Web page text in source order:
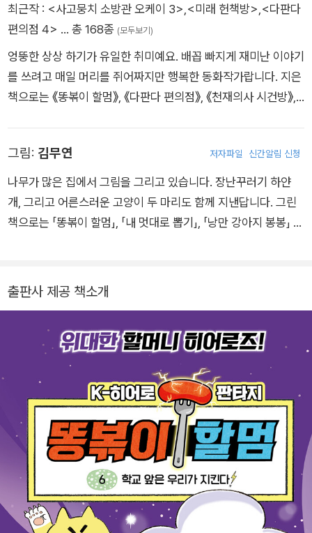
최근작 : <사고뭉치 소방관 오케이 3> <미래 헌책방> <다판다
편의점 4> … 총 168종 (모두보기)
엉뚱한 상상 하기가 유일한 취미예요. 배꼽 빠지게 재미난 이야기
를 쓰려고 매일 머리를 쥐어짜지만 행복한 동화작가랍니다. 지은
책으로는 《똥볶이 할멈》, 《다판다 편의점》, 《천재의사 시건방》,
흔한 일기》, 《너나 먹어 쌀엿》, 《드림드림 학원 황금 헬멧의 비
밀》, 《오랑우탄 인간의 최후》 등이 있어요.
그림: 김무연 저자파일 신간알림 신청
나무가 많은 집에서 그림을 그리고 있습니다. 장난꾸러기 하얀
개, 그리고 어른스러운 고양이 두 마리도 함께 지낸답니다. 그린
책으로는 「똥볶이 할멈」, 「내 멋대로 뽑기」, 「낭만 강아지 봉봉」 시
을에서 온 택배』, 『신비 아이스크림 가게』, 『찾기 대장 김지우』,
출판사 제공 책소개